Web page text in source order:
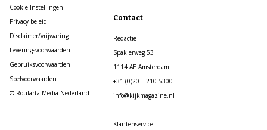
Cookie Instellingen
Privacy beleid
Disclaimer/vrijwaring
Leveringsvoorwaarden
Gebruiksvoorwaarden
Spelvoorwaarden
© Roularta Media Nederland
Contact
Redactie
Spaklerweg 53
1114 AE Amsterdam
+31 (0)20 – 210 5300
info@kijkmagazine.nl
Klantenservice